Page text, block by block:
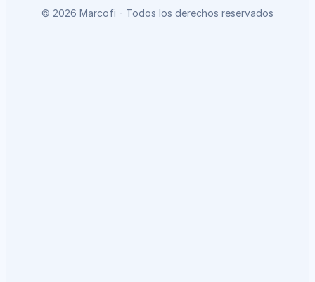
© 2026 Marcofi - Todos los derechos reservados